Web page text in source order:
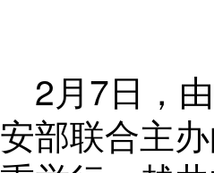
2月7日，
安部联合主